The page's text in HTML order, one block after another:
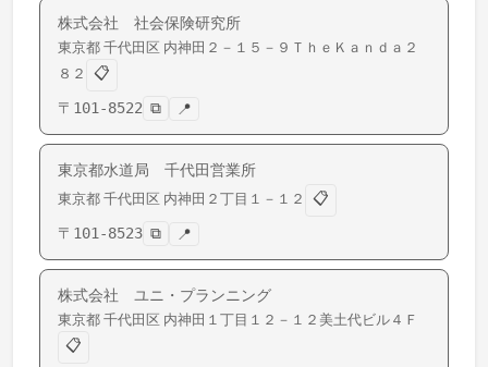
株式会社 社会保険研究所
東京都 千代田区 内神田 ２－１５－９ＴｈｅＫａｎｄａ２
８２
📋
〒 101-8522 ⧉ 📍
東京都水道局 千代田営業所
東京都 千代田区 内神田 ２丁目１－１２
📋
〒 101-8523 ⧉ 📍
株式会社 ユニ・プランニング
東京都 千代田区 内神田 １丁目１２－１２美土代ビル４Ｆ
📋